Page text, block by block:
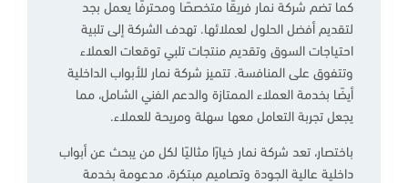
كما تضم شركة نمار فريقًا متخصصًا ومحترفًا يعمل بجد
لتقديم أفضل الحلول لعملائها. تهدف الشركة إلى تلبية
احتياجات السوق وتقديم منتجات تلبي توقعات العملاء
وتتفوق على المنافسة. تتميز شركة نمار للأبواب الداخلية
أيضًا بخدمة العملاء الممتازة والدعم الفني الشامل، مما
يجعل تجربة التعامل معها سهلة ومريحة للعملاء.
باختصار، تعد شركة نمار خيارًا مثاليًا لكل من يبحث عن أبواب
داخلية عالية الجودة وتصاميم مبتكرة، مدعومة بخدمة